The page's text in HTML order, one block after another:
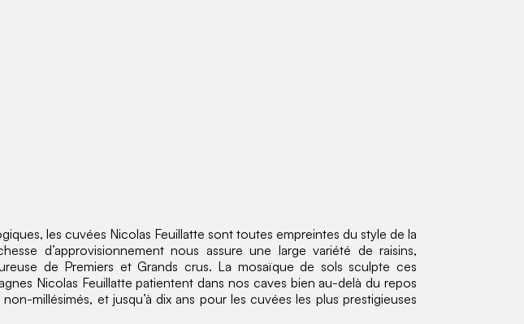
les cuvées Nicolas Feuillatte sont toutes empreintes du style de la
d’approvisionnement nous assure une large variété de raisins,
de Premiers et Grands crus. La mosaïque de sols sculpte ces
Nicolas Feuillatte patientent dans nos caves bien au-delà du repos
millésimés, et jusqu’à dix ans pour les cuvées les plus prestigieuses